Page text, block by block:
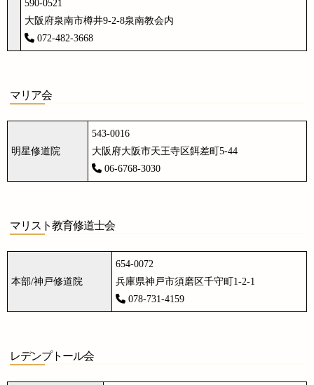
590-0521
大阪府泉南市樽井9-2-8泉南教会内
072-482-3668
マリア会
明星修道院
543-0016
大阪府大阪市天王寺区餌差町5-44
06-6768-3030
マリスト教育修道士会
本部/神戸修道院
654-0072
兵庫県神戸市須磨区千守町1-2-1
078-731-4159
レデンプトール会